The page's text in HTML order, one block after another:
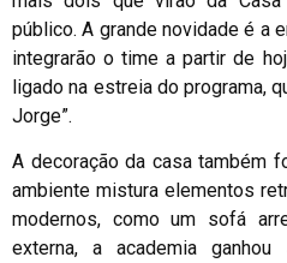
público. A grande novidade é a
integrarão o time a partir de
ligado na estreia do programa,
Jorge”.
A decoração da casa também
ambiente mistura elementos
modernos, como um sofá
externa, a academia